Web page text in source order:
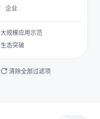
企业
大规模应用示范
生态突破
清除全部过滤项